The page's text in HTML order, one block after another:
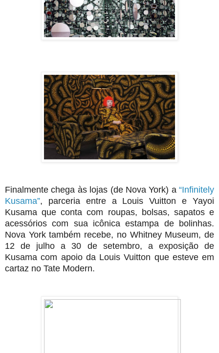
Finalmente chega às lojas (de Nova York) a “Infinitely
Kusama”, parceria entre a Louis Vuitton e Yayoi
Kusama que conta com roupas, bolsas, sapatos e
acessórios com sua icônica estampa de bolinhas.
Nova York também recebe, no Whitney Museum, de
12 de julho a 30 de setembro, a exposição de
Kusama com apoio da Louis Vuitton que esteve em
cartaz no Tate Modern.